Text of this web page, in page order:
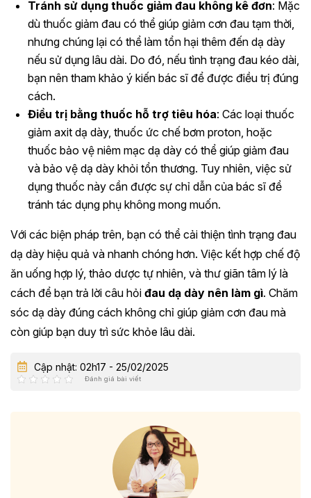
Tránh sử dụng thuốc giảm đau không kê đơn: Mặc
dù thuốc giảm đau có thể giúp giảm cơn đau tạm thời,
nhưng chúng lại có thể làm tổn hại thêm đến dạ dày
nếu sử dụng lâu dài. Do đó, nếu tình trạng đau kéo dài,
bạn nên tham khảo ý kiến bác sĩ để được điều trị đúng
cách.
Điều trị bằng thuốc hỗ trợ tiêu hóa: Các loại thuốc
giảm axit dạ dày, thuốc ức chế bơm proton, hoặc
thuốc bảo vệ niêm mạc dạ dày có thể giúp giảm đau
và bảo vệ dạ dày khỏi tổn thương. Tuy nhiên, việc sử
dụng thuốc này cần được sự chỉ dẫn của bác sĩ để
tránh tác dụng phụ không mong muốn.
Với các biện pháp trên, bạn có thể cải thiện tình trạng đau
dạ dày hiệu quả và nhanh chóng hơn. Việc kết hợp chế độ
ăn uống hợp lý, thảo dược tự nhiên, và thư giãn tâm lý là
cách để bạn trả lời câu hỏi đau dạ dày nên làm gì. Chăm
sóc dạ dày đúng cách không chỉ giúp giảm cơn đau mà
còn giúp bạn duy trì sức khỏe lâu dài.
Cập nhật: 02h17 - 25/02/2025
Đánh giá bài viết